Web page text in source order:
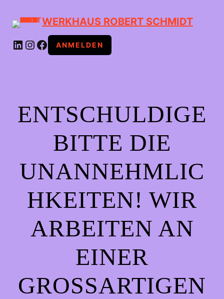
WERKHAUS ROBERT SCHMIDT
LINKEDIN INSTAGRAMFACEBOOK ANMELDEN
ENTSCHULDIGE
BITTE DIE
UNANNEHMLIC
HKEITEN! WIR
ARBEITEN AN
EINER
GROSSARTIGEN S